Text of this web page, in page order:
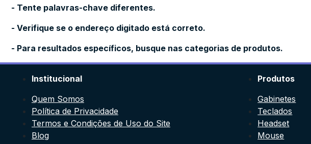
- Tente palavras-chave diferentes.
- Verifique se o endereço digitado está correto.
- Para resultados específicos, busque nas categorias de produtos.
Institucional
Quem Somos
Política de Privacidade
Termos e Condições de Uso do Site
Blog
Produtos
Gabinetes
Teclados
Headset
Mouse